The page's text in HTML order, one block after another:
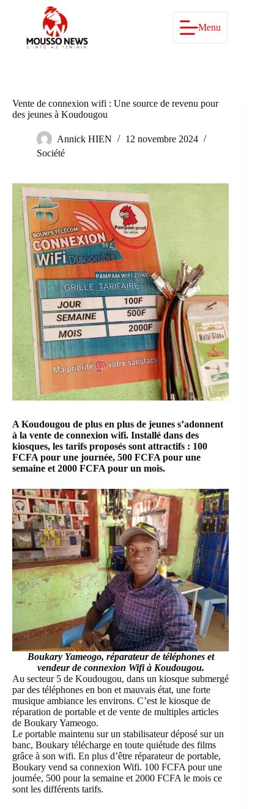
Menu
Vente de connexion wifi : Une source de revenu pour
des jeunes à Koudougou
Annick HIEN
12 novembre 2024
Société
A Koudougou de plus en plus de jeunes s’adonnent
à la vente de connexion wifi. Installé dans des
kiosques, les tarifs proposés sont attractifs : 100
FCFA pour une journée, 500 FCFA pour une
semaine et 2000 FCFA pour un mois.
Boukary Yameogo, réparateur de téléphones et
vendeur de connexion Wifi à Koudougou.
Au secteur 5 de Koudougou, dans un kiosque submergé
par des téléphones en bon et mauvais état, une forte
musique ambiance les environs. C’est le kiosque de
réparation de portable et de vente de multiples articles
de Boukary Yameogo.
Le portable maintenu sur un stabilisateur déposé sur un
banc, Boukary télécharge en toute quiétude des films
grâce à son wifi. En plus d’être réparateur de portable,
Boukary vend sa connexion Wifi. 100 FCFA pour une
journée, 500 pour la semaine et 2000 FCFA le mois ce
sont les différents tarifs.